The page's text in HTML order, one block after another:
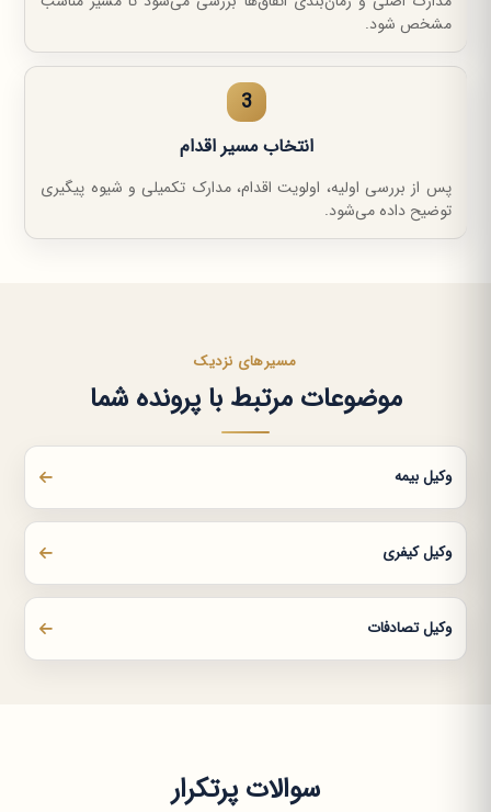
مشخص شود.
3
انتخاب مسیر اقدام
پس از بررسی اولیه، اولویت اقدام، مدارک تکمیلی و شیوه پیگیری
توضیح داده می‌شود.
مسیرهای نزدیک
موضوعات مرتبط با پرونده شما
وکیل بیمه
وکیل کیفری
وکیل تصادفات
سوالات پرتکرار